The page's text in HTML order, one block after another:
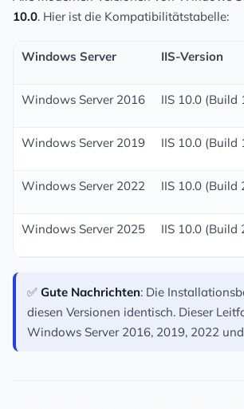
10.0. Hier ist die Kompatibilitätstabelle:
Windows Server IIS-Version
Windows Server 2016 IIS 10.0 (Build
Windows Server 2019 IIS 10.0 (Build
Windows Server 2022 IIS 10.0 (Build
Windows Server 2025 IIS 10.0 (Build
✅ Gute Nachrichten: Die
diesen Versionen identisch. Dieser
Windows Server 2016, 2019, 2022